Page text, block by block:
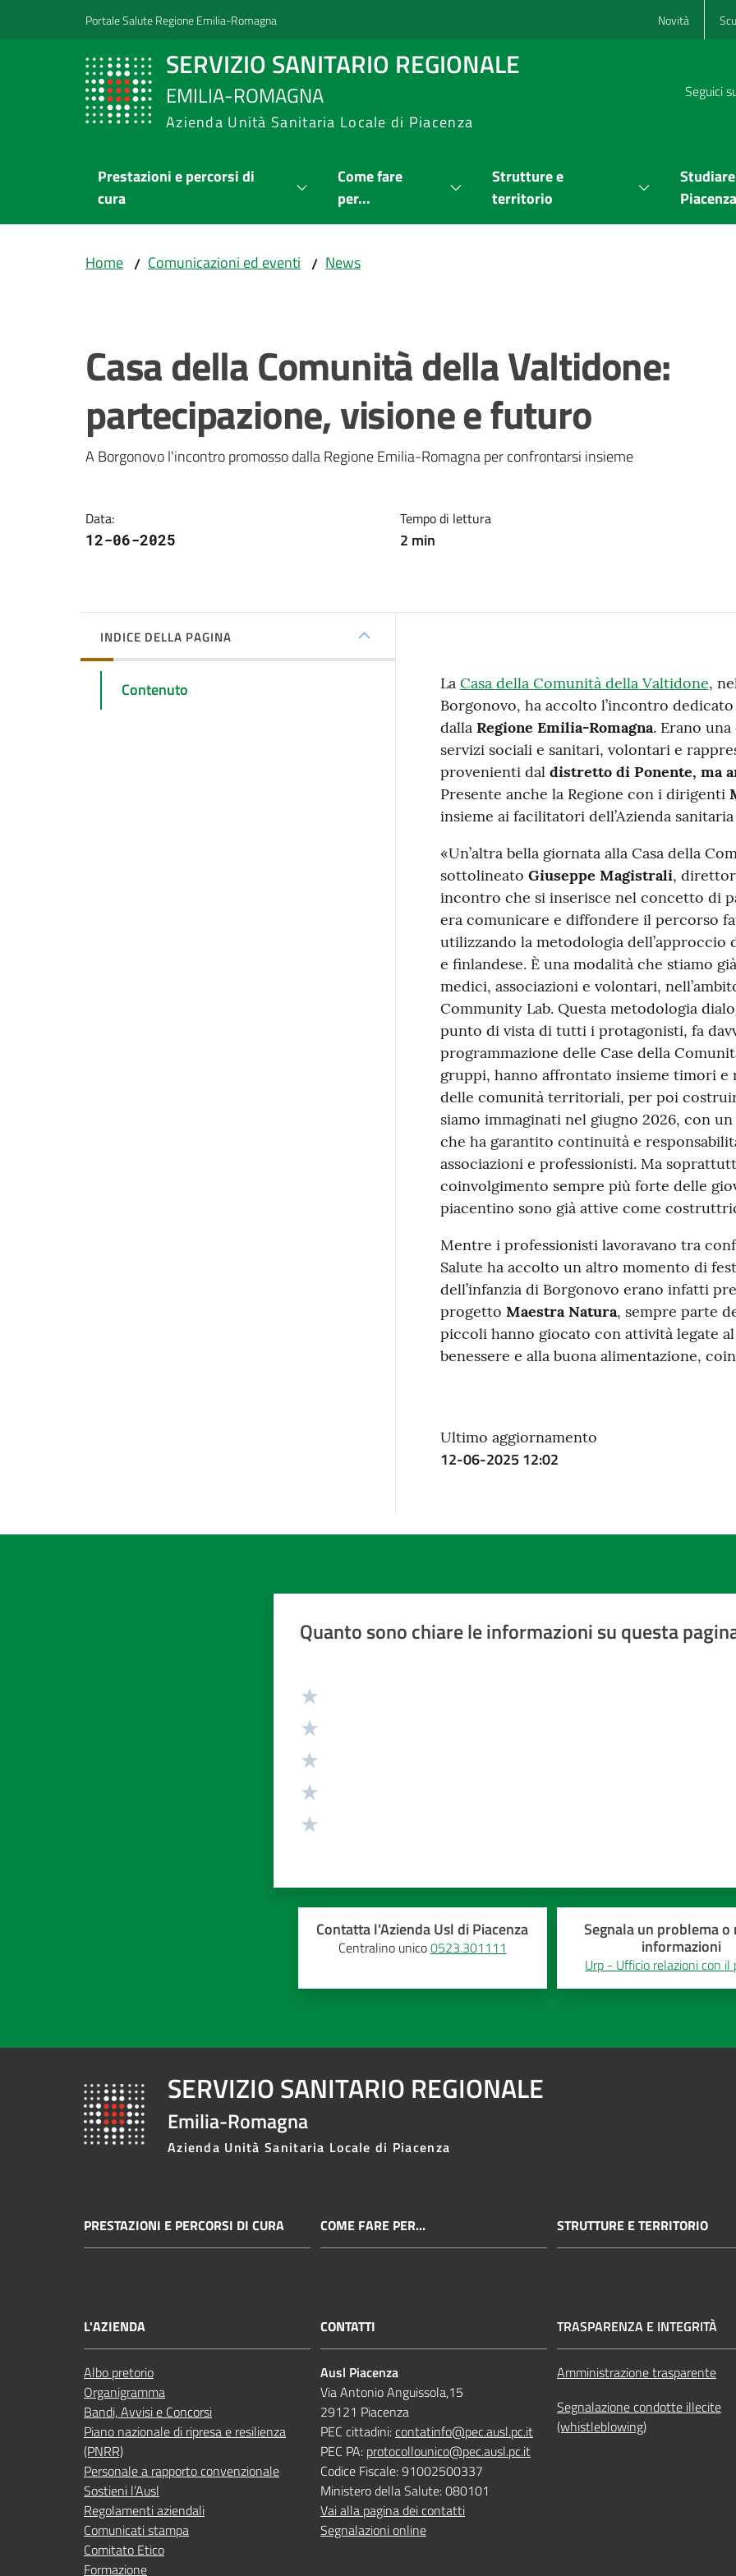
Vai al contenuto
Vai alla navigazionePortale Salute Regione Emilia-Romagna Novità
SERVIZIO SANITARIO REGIONALE
EMILIA-ROMAGNA
Azienda Unità Sanitaria Locale di Piacenza
Seguici
Prestazioni e percorsi di
cura
Come fare
per...
Strutture e
territorio
Piacenza
Home / Comunicazioni ed eventi / News
Casa della Comunità della Valtidone:
partecipazione, visione e futuro
A Borgonovo l'incontro promosso dalla Regione Emilia-Romagna per confrontarsi insieme
Data:
12-06-2025
Tempo di lettura
2 min
INDICE DELLA PAGINA
Contenuto La Casa della Comunità della Valtidone,
Borgonovo, ha accolto l’incontro
dalla Regione Emilia-Romagna. Erano
servizi sociali e sanitari, volontari e
provenienti dal distretto di Ponente, ma
Presente anche la Regione con i dirigenti
insieme ai facilitatori dell’Azienda
«Un’altra bella giornata alla Casa della
sottolineato Giuseppe Magistrali,
incontro che si inserisce nel concetto di
era comunicare e diffondere il percorso
utilizzando la metodologia dell’approccio
e finlandese. È una modalità che stiamo
medici, associazioni e volontari,
Community Lab. Questa metodologia
punto di vista di tutti i protagonisti, fa
programmazione delle Case della
gruppi, hanno affrontato insieme timori e
delle comunità territoriali, per poi
siamo immaginati nel giugno 2026, con
che ha garantito continuità e
associazioni e professionisti. Ma
coinvolgimento sempre più forte delle
piacentino sono già attive come
Mentre i professionisti lavoravano tra
Salute ha accolto un altro momento di
dell’infanzia di Borgonovo erano infatti
progetto Maestra Natura, sempre parte
piccoli hanno giocato con attività legate
benessere e alla buona alimentazione,
Ultimo aggiornamento
12-06-2025 12:02
Quanto sono chiare le informazioni su questa
Contatta l'Azienda Usl di Piacenza
Centralino unico0523.301111
Segnala un problema o
informazioni
Urp - Ufficio relazioni con il
SERVIZIO SANITARIO REGIONALE
Emilia-Romagna
Azienda Unità Sanitaria Locale di Piacenza
PRESTAZIONI E PERCORSI DI CURA COME FARE PER... STRUTTURE E TERRITORIO
L'AZIENDA
Albo pretorio
Organigramma
Bandi, Avvisi e Concorsi
Piano nazionale di ripresa e resilienza
(PNRR)
Personale a rapporto convenzionale
Sostieni l’Ausl
Regolamenti aziendali
Comunicati stampa
Comitato Etico
Formazione
CONTATTI
Ausl Piacenza
Via Antonio Anguissola,15
29121 Piacenza
PEC cittadini:contatinfo@pec.ausl.pc.it
PEC PA: protocollounico@pec.ausl.pc.it
Codice Fiscale: 91002500337
Ministero della Salute: 080101
Vai alla pagina dei contatti
Segnalazioni online
TRASPARENZA E INTEGRITÀ
Amministrazione trasparente
Segnalazione condotte illecite
(whistleblowing)